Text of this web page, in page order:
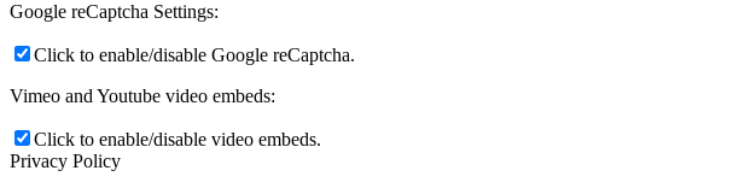
Google reCaptcha Settings:
Click to enable/disable Google reCaptcha.
Vimeo and Youtube video embeds:
Click to enable/disable video embeds.
Privacy Policy